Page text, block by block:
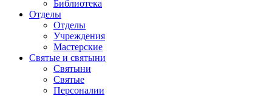
Библиотека
Отделы
Отделы
Учреждения
Мастерские
Святые и святыни
Cвятыни
Cвятые
Персоналии